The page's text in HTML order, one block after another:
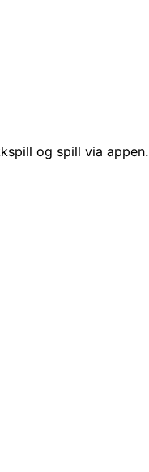
og spill via appen.